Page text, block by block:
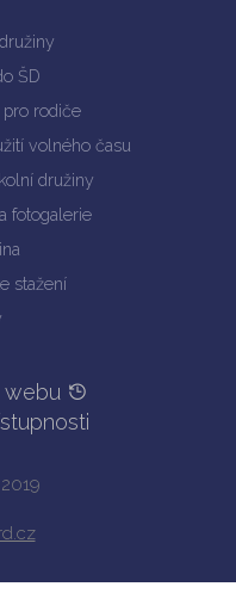
ŠD
pro rodiče
volného času
družiny
fotogalerie
stažení
webu